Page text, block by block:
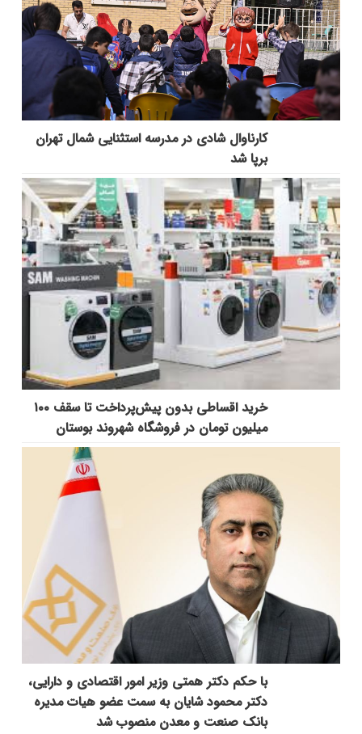
کارناوال شادی در مدرسه استثنایی شمال تهران
برپا شد
خرید اقساطی بدون پیش‌پرداخت تا سقف ۱۰۰
میلیون تومان در فروشگاه شهروند بوستان
با حکم دکتر همتی وزیر امور اقتصادی و دارایی،
دکتر محمود شایان به سمت عضو هیات مدیره
بانک صنعت و معدن منصوب شد